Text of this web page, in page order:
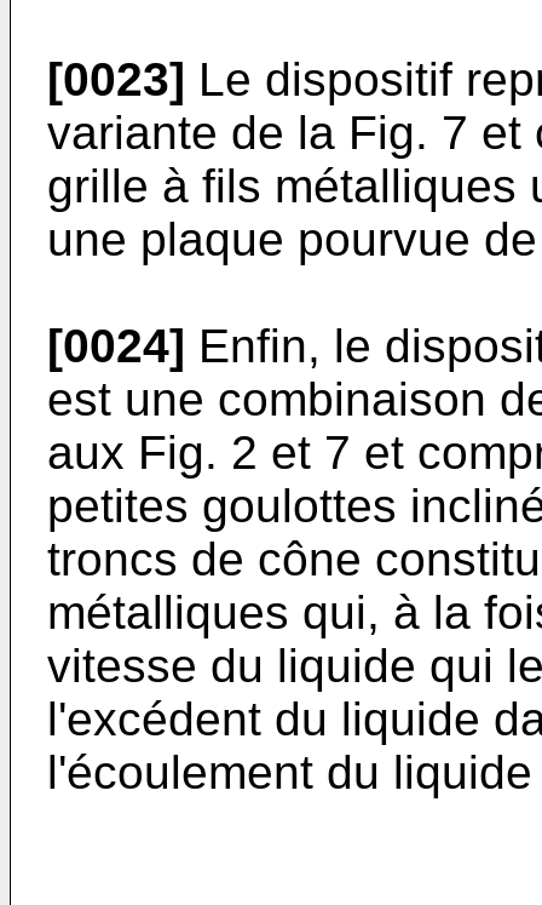
[0023] Le dispositif
variante de la Fig. 7
grille à fils métalliques
une plaque pourvue
[0024] Enfin, le
est une combinaison
aux Fig. 2 et 7 et
petites goulottes
troncs de cône
métalliques qui, à la
vitesse du liquide qui
l'excédent du liquide
l'écoulement du